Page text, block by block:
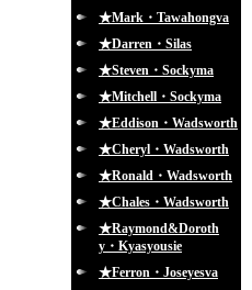
★Mark・Tawahongva
★Darren・Silas
★Steven・Sockyma
★Mitchell・Sockyma
★Eddison・Wadsworth
★Cheryl・Wadsworth
★Ronald・Wadsworth
★Chales・Wadsworth
★Raymond&Doroth
y・Kyasyousie
★Ferron・Joseyesva